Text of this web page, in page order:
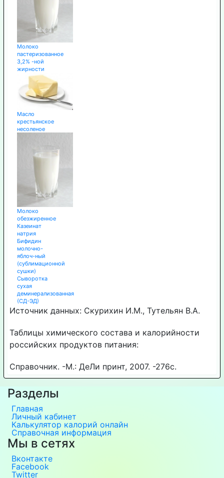
Молоко
пастеризованное
3,2% -ной
жирности
Масло
крестьянское
несоленое
Молоко
обезжиренное
Казеинат
натрия
Бифидин
молочно-
яблоч-ный
(сублимационной
сушки)
Сыворотка
сухая
деминерализованная
(СД-ЭД)
Источник данных: Скурихин И.М., Тутельян В.А.
Таблицы химического состава и калорийности
российских продуктов питания:
Справочник. -М.: ДеЛи принт, 2007. -276с.
Разделы
Главная
Личный кабинет
Калькулятор калорий онлайн
Справочная информация
Мы в сетях
Вконтакте
Facebook
Twitter